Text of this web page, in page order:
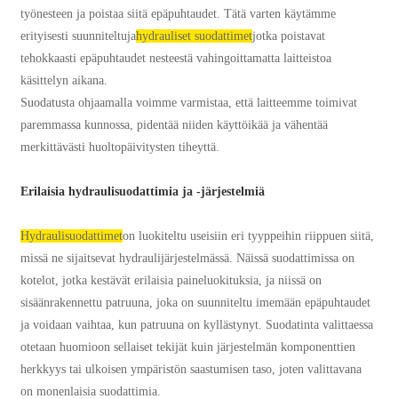
työnesteen ja poistaa siitä epäpuhtaudet. Tätä varten käytämme
erityisesti suunniteltujahydrauliset suodattimetjotka poistavat
tehokkaasti epäpuhtaudet nesteestä vahingoittamatta laitteistoa
käsittelyn aikana.
Suodatusta ohjaamalla voimme varmistaa, että laitteemme toimivat
paremmassa kunnossa, pidentää niiden käyttöikää ja vähentää
merkittävästi huoltopäivitysten tiheyttä.
Erilaisia ​​hydraulisuodattimia ja -järjestelmiä
Hydraulisuodattimeton luokiteltu useisiin eri tyyppeihin riippuen siitä,
missä ne sijaitsevat hydraulijärjestelmässä. Näissä suodattimissa on
kotelot, jotka kestävät erilaisia ​​paineluokituksia, ja niissä on
sisäänrakennettu patruuna, joka on suunniteltu imemään epäpuhtaudet
ja voidaan vaihtaa, kun patruuna on kyllästynyt. Suodatinta valittaessa
otetaan huomioon sellaiset tekijät kuin järjestelmän komponenttien
herkkyys tai ulkoisen ympäristön saastumisen taso, joten valittavana
on monenlaisia ​​suodattimia.